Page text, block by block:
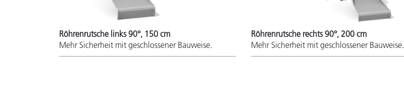
Röhrenrutsche links 90°, 150 cm
Mehr Sicherheit mit geschlossener Bauweise.
Röhrenrutsche rechts 90°, 200 cm
Mehr Sicherheit mit geschlossener Bauweise.